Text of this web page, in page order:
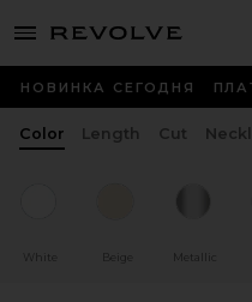
menu - shows more content
НОВИНКА СЕГОДНЯ
Color Length Cut
White Beige Metallic